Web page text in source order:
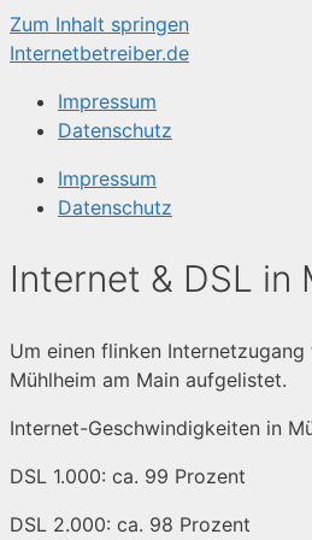
Zum Inhalt springen
Internetbetreiber.de
Impressum
Datenschutz
Impressum
Datenschutz
Internet & DSL in
Um einen flinken
Mühlheim am Main aufgelistet.
Internet-Geschwindigkeiten in
DSL 1.000: ca. 99 Prozent
DSL 2.000: ca. 98 Prozent